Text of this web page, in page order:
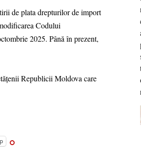
de plata drepturilor de import
Codului
2025. Până în prezent,
Republicii Moldova care